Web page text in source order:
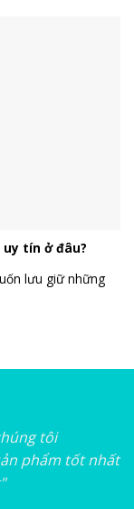
uy tín ở đâu?
lưu giữ những
tôi
phẩm tốt nhất